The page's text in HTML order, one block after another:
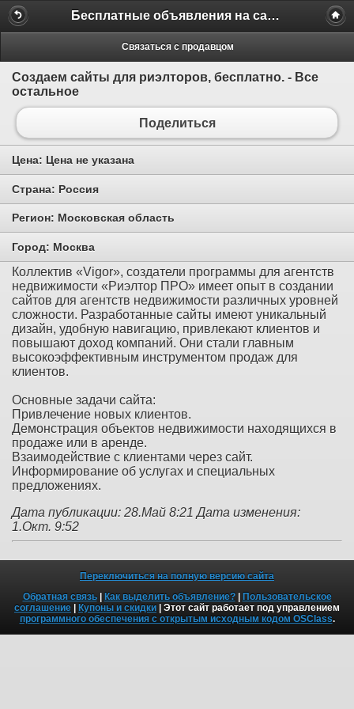
Бесплатные объявления на сайте MILAMO.ru
Связаться с продавцом
Создаем сайты для риэлторов, бесплатно. - Все
остальное
Поделиться
Цена: Цена не указана
Страна: Россия
Регион: Московская область
Город: Москва
Коллектив «Vigor», создатели программы для агентств
недвижимости «Риэлтор ПРО» имеет опыт в создании
сайтов для агентств недвижимости различных уровней
сложности. Разработанные сайты имеют уникальный
дизайн, удобную навигацию, привлекают клиентов и
повышают доход компаний. Они стали главным
высокоэффективным инструментом продаж для
клиентов.
Основные задачи сайта:
Привлечение новых клиентов.
Демонстрация объектов недвижимости находящихся в
продаже или в аренде.
Взаимодействие с клиентами через сайт.
Информирование об услугах и специальных
предложениях.
Дата публикации: 28.Май 8:21 Дата изменения:
1.Окт. 9:52
Переключиться на полную версию сайта
Обратная связь| Как выделить объявление?| Пользовательское
соглашение | Купоны и скидки | Этот сайт работает под управлением
программного обеспечения с открытым исходным кодом OSClass.